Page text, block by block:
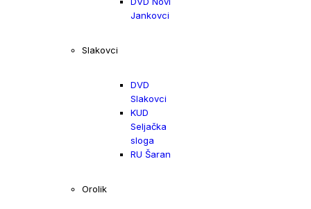
Jankovci
Slakovci
DVD
Slakovci
KUD
Seljačka
sloga
RU Šaran
Orolik